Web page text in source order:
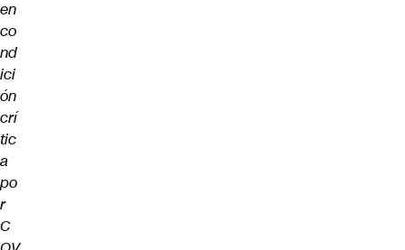
en
co
nd
ici
ón
crí
tic
a
po
r
C